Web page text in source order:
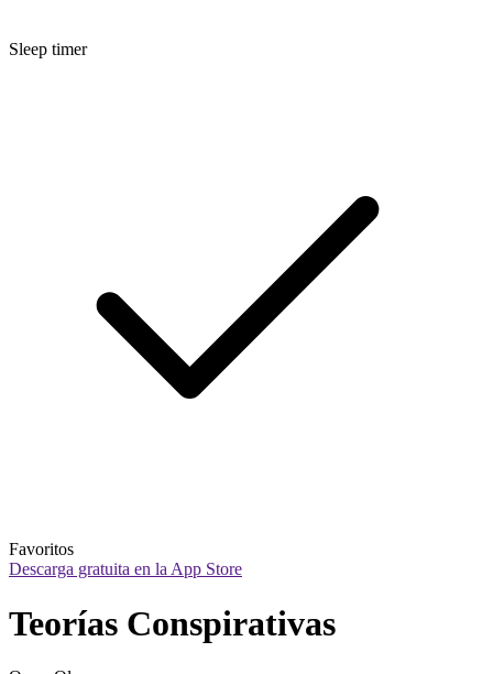
Sleep timer
Favoritos
Descarga gratuita en la App Store
Teorías Conspirativas